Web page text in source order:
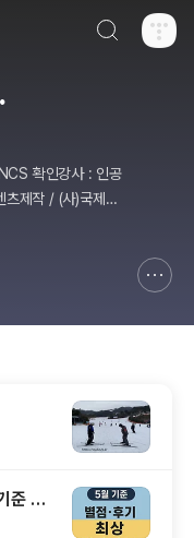
츠제작 / (사)국제미
준 맛